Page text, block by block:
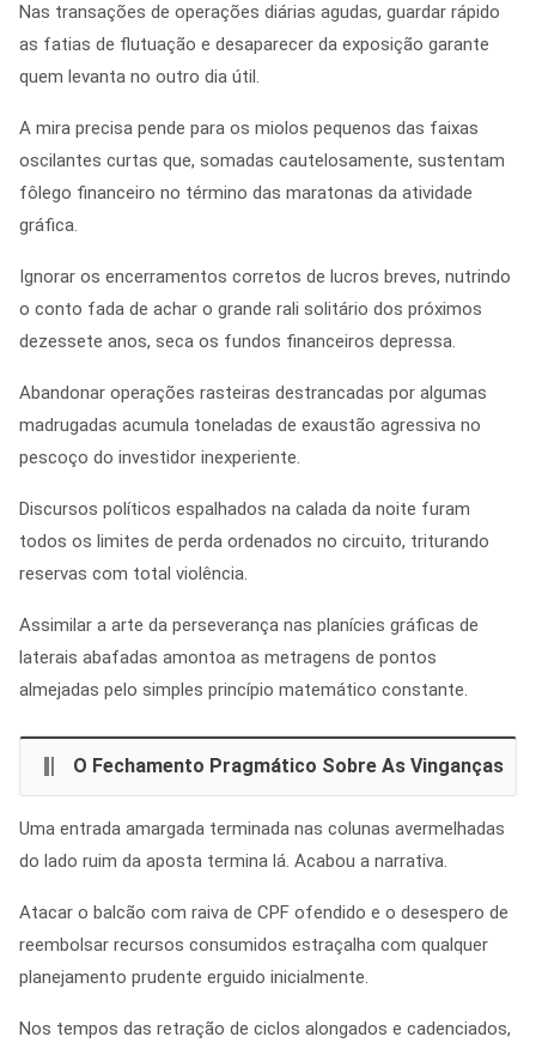
Nas transações de operações diárias agudas, guardar rápido
as fatias de flutuação e desaparecer da exposição garante
quem levanta no outro dia útil.
A mira precisa pende para os miolos pequenos das faixas
oscilantes curtas que, somadas cautelosamente, sustentam
fôlego financeiro no término das maratonas da atividade
gráfica.
Ignorar os encerramentos corretos de lucros breves, nutrindo
o conto fada de achar o grande rali solitário dos próximos
dezessete anos, seca os fundos financeiros depressa.
Abandonar operações rasteiras destrancadas por algumas
madrugadas acumula toneladas de exaustão agressiva no
pescoço do investidor inexperiente.
Discursos políticos espalhados na calada da noite furam
todos os limites de perda ordenados no circuito, triturando
reservas com total violência.
Assimilar a arte da perseverança nas planícies gráficas de
laterais abafadas amontoa as metragens de pontos
almejadas pelo simples princípio matemático constante.
O Fechamento Pragmático Sobre As Vinganças
Uma entrada amargada terminada nas colunas avermelhadas
do lado ruim da aposta termina lá. Acabou a narrativa.
Atacar o balcão com raiva de CPF ofendido e o desespero de
reembolsar recursos consumidos estraçalha com qualquer
planejamento prudente erguido inicialmente.
Nos tempos das retração de ciclos alongados e cadenciados,